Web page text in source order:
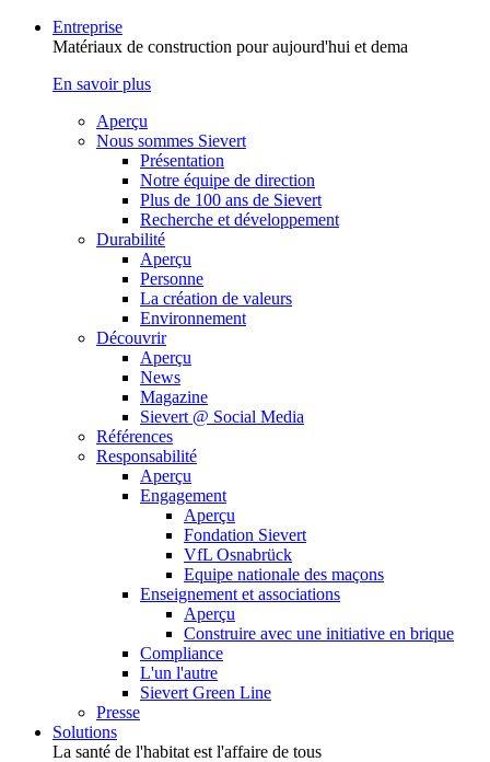
Entreprise
Matériaux de construction pour aujourd'hui et dema
En savoir plus
Aperçu
Nous sommes Sievert
Présentation
Notre équipe de direction
Plus de 100 ans de Sievert
Recherche et développement
Durabilité
Aperçu
Personne
La création de valeurs
Environnement
Découvrir
Aperçu
News
Magazine
Sievert @ Social Media
Références
Responsabilité
Aperçu
Engagement
Aperçu
Fondation Sievert
VfL Osnabrück
Equipe nationale des maçons
Enseignement et associations
Aperçu
Construire avec une initiative en brique
Compliance
L'un l'autre
Sievert Green Line
Presse
Solutions
La santé de l'habitat est l'affaire de tous